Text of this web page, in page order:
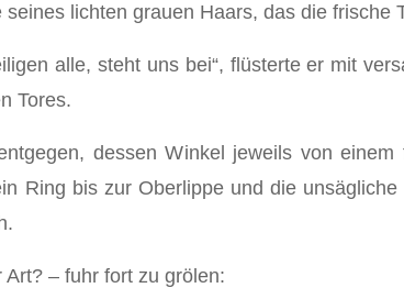
lichten grauen Haars, das die frische
alle, steht uns bei“, flüsterte er mit
Tores.
dessen Winkel jeweils von
Ring bis zur Oberlippe und die
– fuhr fort zu grölen: